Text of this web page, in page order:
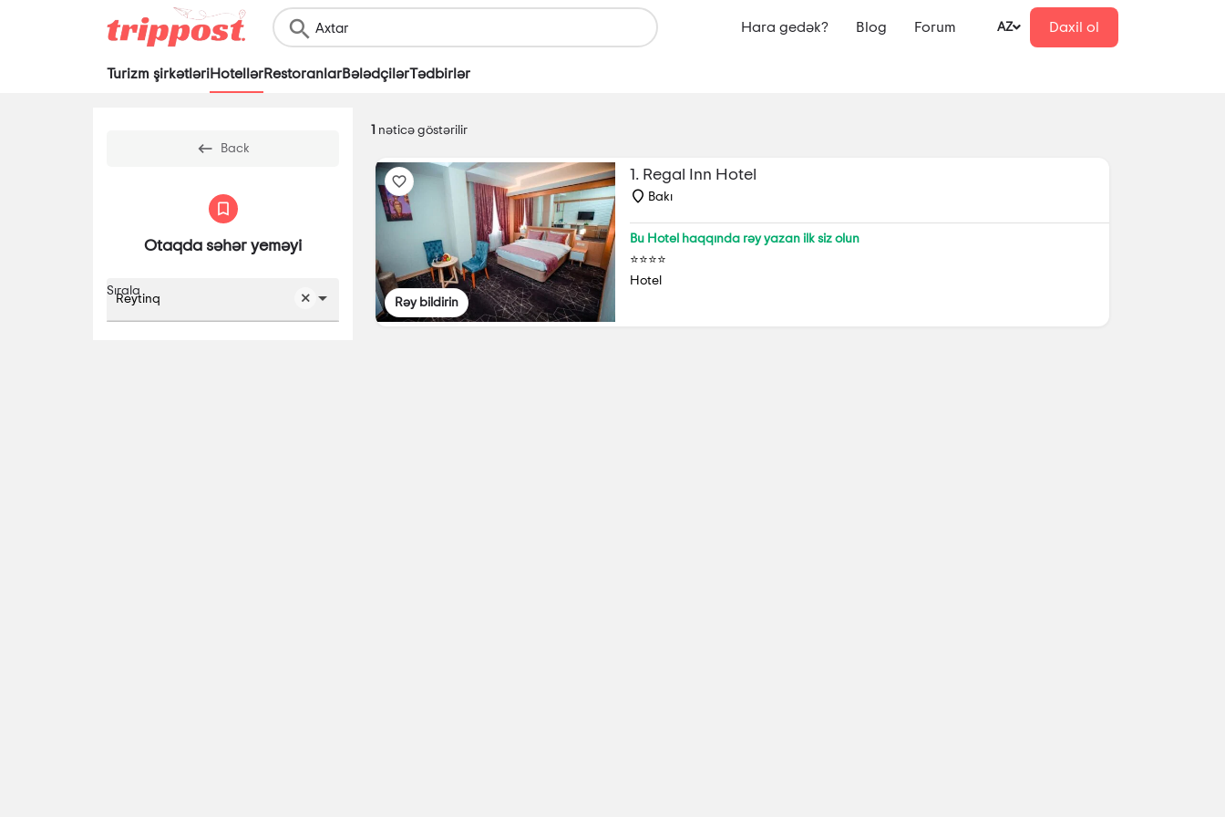
Hara gedək? Blog Forum AZ Daxil ol
Turizm şirkətləriHotellərRestoranlarBələdçilərTədbirlər
Back
Otaqda səhər yeməyi
Reytinq
Sırala
nəticə göstərilir
Rəy bildirin
1. Regal Inn Hotel
Bakı
Bu Hotel haqqında rəy yazan ilk siz olun
⭐⭐⭐⭐
Hotel